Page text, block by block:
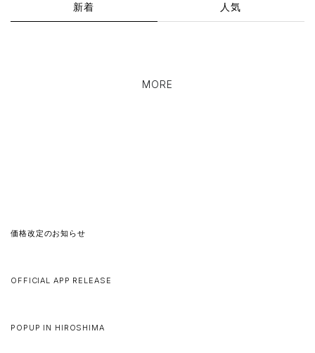
新着 人気
MORE
価格改定のお知らせ
OFFICIAL APP RELEASE
POPUP IN HIROSHIMA